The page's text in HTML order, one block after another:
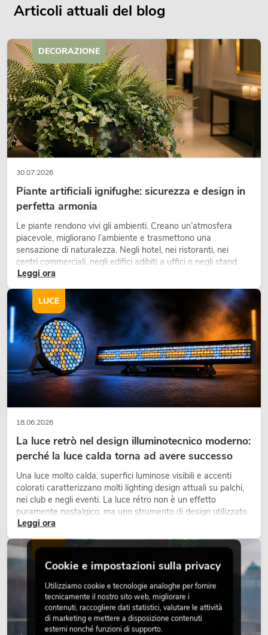
Articoli attuali del blog
30.07.2026
Piante artificiali ignifughe: sicurezza e design in
perfetta armonia
Le piante rendono vivi gli ambienti. Creano un’atmosfera
piacevole, migliorano l’ambiente e trasmettono una
sensazione di naturalezza. Negli hotel, nei ristoranti, nei
centri commerciali, negli edifici adibiti a uffici o negli stand
fieristici, una vegetazione di alta qualità è ormai parte
Leggi ora
DECORAZIONE
18.06.2026
La luce retrò nel design illuminotecnico moderno:
perché la luce calda torna ad avere successo
Una luce molto calda, superfici luminose visibili e accenti
colorati caratterizzano molti lighting design attuali su palchi,
nei club e negli eventi. La luce rétro non è un effetto
puramente nostalgico, ma uno strumento di design utilizzato
in modo consapevole: crea atmosfera, dona carattere alle
Leggi ora
LUCE
LUCE
Cookie e impostazioni sulla privacy
Utilizziamo cookie e tecnologie analoghe per fornire
tecnicamente il nostro sito web, migliorare i
contenuti, raccogliere dati statistici, valutare le attività
di marketing e mettere a disposizione contenuti
esterni nonché funzioni di supporto.